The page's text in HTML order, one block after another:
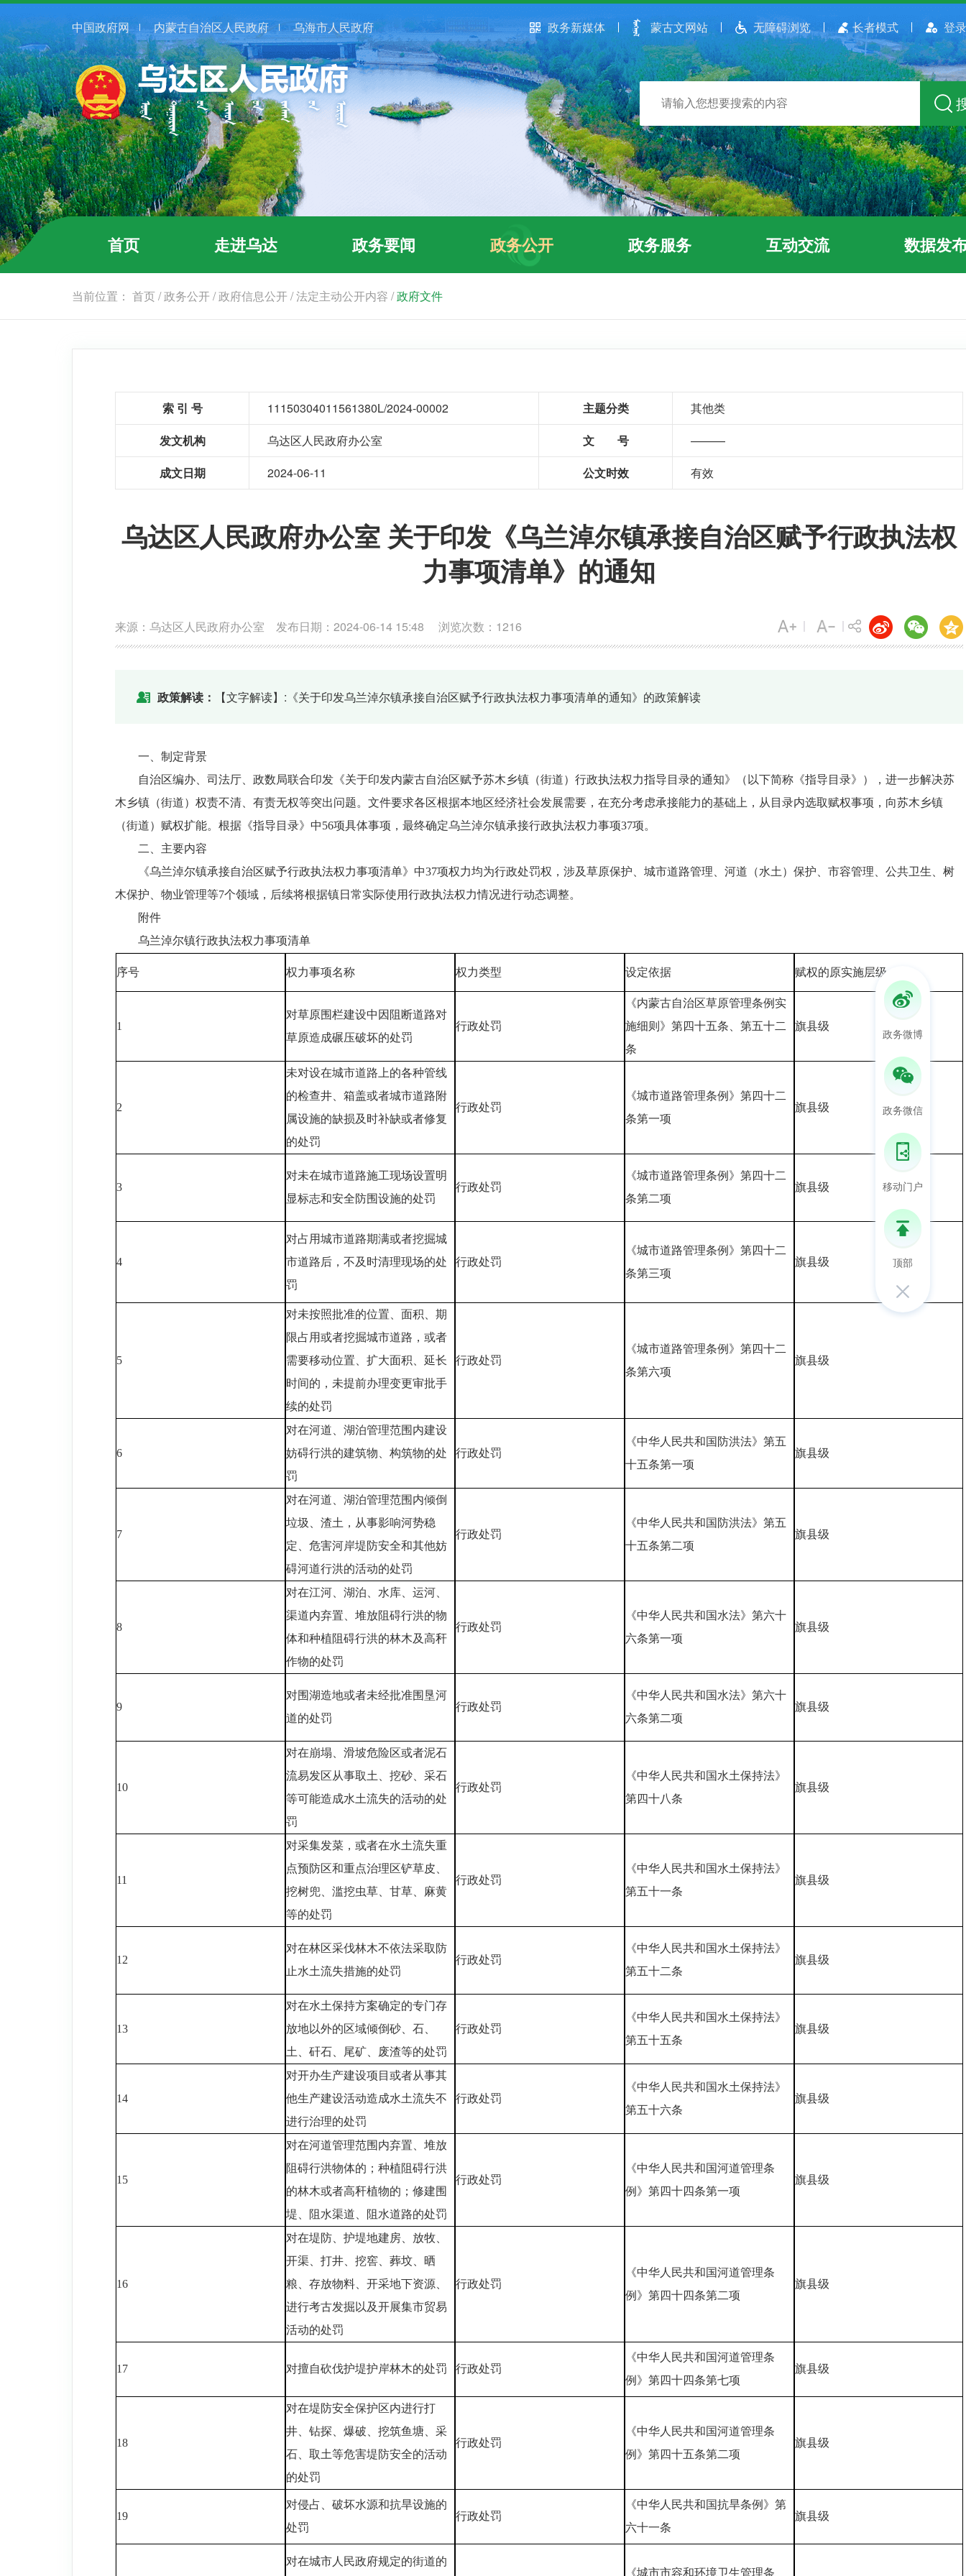
中国政府网 内蒙古自治区人民政府 乌海市人民政府 政务新媒体 蒙古文网站 无障碍浏览 长者模式 登
首页 走进乌达 政务要闻 政务公开 政务服务 互动交流 数据发
当前位置： 首页/政务公开 /政府信息公开 /法定主动公开内容 /政府文件
索 引 号 11150304011561380L/2024-00002 主题分类
其他类
发文机构
乌达区人民政府办公室 文 号
———
成文日期
2024-06-11 公文时效 有效
乌达区人民政府办公室 关于印发《乌兰淖尔镇承接自治区赋予行政执法权
力事项清单》的通知
来源：乌达区人民政府办公室 发布日期：2024-06-14 15:48 浏览次数： 1216
政策解读： 【文字解读】:《关于印发乌兰淖尔镇承接自治区赋予行政执法权力事项清单的通知》的政策解读
一、制定背景
自治区编办、司法厅、政数局联合印发《关于印发内蒙古自治区赋予苏木乡镇（街道）行政执法权力指导目录的通知》（以下简称《指导目录》），进一步解决苏
木乡镇（街道）权责不清、有责无权等突出问题。文件要求各区根据本地区经济社会发展需要，在充分考虑承接能力的基础上，从目录内选取赋权事项，向苏木乡镇
（街道）赋权扩能。根据《指导目录》中56项具体事项，最终确定乌兰淖尔镇承接行政执法权力事项37项。
二、主要内容
《乌兰淖尔镇承接自治区赋予行政执法权力事项清单》中37项权力均为行政处罚权，涉及草原保护、城市道路管理、河道（水土）保护、市容管理、公共卫生、树
木保护、物业管理等7个领域，后续将根据镇日常实际使用行政执法权力情况进行动态调整。
附件
乌兰淖尔镇行政执法权力事项清单
序号 权力事项名称 权力类型 设定依据 赋权的原实施层级
1
对草原围栏建设中因阻断道路对
草原造成碾压破坏的处罚
行政处罚
《内蒙古自治区草原管理条例实
施细则》第四十五条、第五十二
条
旗县级
2
未对设在城市道路上的各种管线
的检查井、箱盖或者城市道路附
属设施的缺损及时补缺或者修复
的处罚
行政处罚
《城市道路管理条例》第四十二
条第一项
旗县级
3
对未在城市道路施工现场设置明
显标志和安全防围设施的处罚
行政处罚
《城市道路管理条例》第四十二
条第二项
旗县级
4
对占用城市道路期满或者挖掘城
市道路后，不及时清理现场的处
罚
行政处罚
《城市道路管理条例》第四十二
条第三项
旗县级
5
对未按照批准的位置、面积、期
限占用或者挖掘城市道路，或者
需要移动位置、扩大面积、延长
时间的，未提前办理变更审批手
续的处罚
行政处罚
《城市道路管理条例》第四十二
条第六项
旗县级
6
对在河道、湖泊管理范围内建设
妨碍行洪的建筑物、构筑物的处
罚
行政处罚
《中华人民共和国防洪法》第五
十五条第一项
旗县级
7
对在河道、湖泊管理范围内倾倒
垃圾、渣土，从事影响河势稳
定、危害河岸堤防安全和其他妨
碍河道行洪的活动的处罚
行政处罚
《中华人民共和国防洪法》第五
十五条第二项
旗县级
8
对在江河、湖泊、水库、运河、
渠道内弃置、堆放阻碍行洪的物
体和种植阻碍行洪的林木及高秆
作物的处罚
行政处罚
《中华人民共和国水法》第六十
六条第一项
旗县级
9
对围湖造地或者未经批准围垦河
道的处罚
行政处罚
《中华人民共和国水法》第六十
六条第二项
旗县级
10
对在崩塌、滑坡危险区或者泥石
流易发区从事取土、挖砂、采石
等可能造成水土流失的活动的处
罚
行政处罚
《中华人民共和国水土保持法》
第四十八条
旗县级
11
对采集发菜，或者在水土流失重
点预防区和重点治理区铲草皮、
挖树兜、滥挖虫草、甘草、麻黄
等的处罚
行政处罚
《中华人民共和国水土保持法》
第五十一条
旗县级
12
对在林区采伐林木不依法采取防
止水土流失措施的处罚
行政处罚
《中华人民共和国水土保持法》
第五十二条
旗县级
13
对在水土保持方案确定的专门存
放地以外的区域倾倒砂、石、
土、矸石、尾矿、废渣等的处罚
行政处罚
《中华人民共和国水土保持法》
第五十五条
旗县级
14
对开办生产建设项目或者从事其
他生产建设活动造成水土流失不
进行治理的处罚
行政处罚
《中华人民共和国水土保持法》
第五十六条
旗县级
15
对在河道管理范围内弃置、堆放
阻碍行洪物体的；种植阻碍行洪
的林木或者高秆植物的；修建围
堤、阻水渠道、阻水道路的处罚
行政处罚
《中华人民共和国河道管理条
例》第四十四条第一项
旗县级
16
对在堤防、护堤地建房、放牧、
开渠、打井、挖窖、葬坟、晒
粮、存放物料、开采地下资源、
进行考古发掘以及开展集市贸易
活动的处罚
行政处罚
《中华人民共和国河道管理条
例》第四十四条第二项
旗县级
17 对擅自砍伐护堤护岸林木的处罚 行政处罚
《中华人民共和国河道管理条
例》第四十四条第七项
旗县级
18
对在堤防安全保护区内进行打
井、钻探、爆破、挖筑鱼塘、采
石、取土等危害堤防安全的活动
的处罚
行政处罚
《中华人民共和国河道管理条
例》第四十五条第二项
旗县级
19
对侵占、破坏水源和抗旱设施的
处罚
行政处罚
《中华人民共和国抗旱条例》第
六十一条
旗县级
对在城市人民政府规定的街道的
《城市市容和环境卫生管理条
政务微博
政务微信
移动门户
顶部